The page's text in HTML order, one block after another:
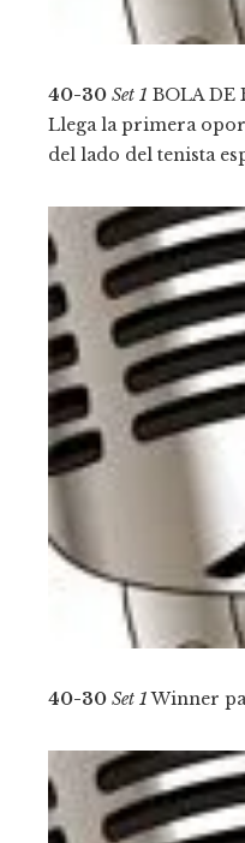
40-30 Set 1 BOLA DE
Llega la primera
del lado del tenista
40-30 Set 1Winner